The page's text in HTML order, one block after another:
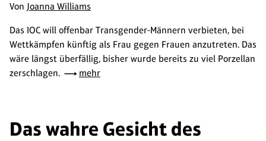
Von Joanna Williams
Das IOC will offenbar Transgender-Männern verbieten, bei
Wettkämpfen künftig als Frau gegen Frauen anzutreten. Das
wäre längst überfällig, bisher wurde bereits zu viel Porzellan
zerschlagen.
mehr
Das wahre Gesicht des